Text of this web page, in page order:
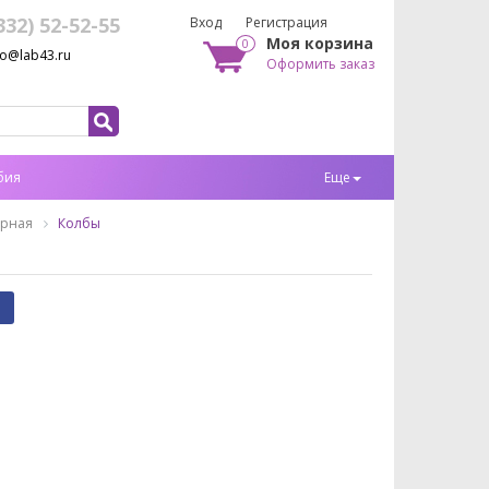
52-52-55 Вход Регистрация
0 Моя корзина
Оформить заказ
Еще
Колбы